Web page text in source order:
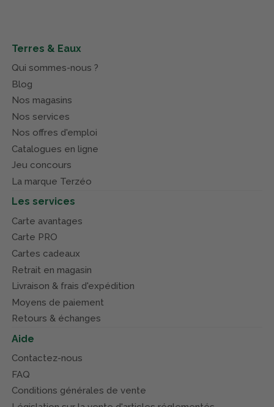
Terres & Eaux
Qui sommes-nous ?
Blog
Nos magasins
Nos services
Nos offres d'emploi
Catalogues en ligne
Jeu concours
La marque Terzéo
Les services
Carte avantages
Carte PRO
Cartes cadeaux
Retrait en magasin
Livraison & frais d'expédition
Moyens de paiement
Retours & échanges
Aide
Contactez-nous
FAQ
Conditions générales de vente